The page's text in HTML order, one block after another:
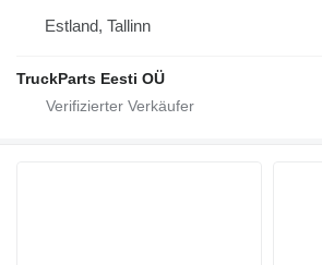
Estland, Tallinn
TruckParts Eesti OÜ